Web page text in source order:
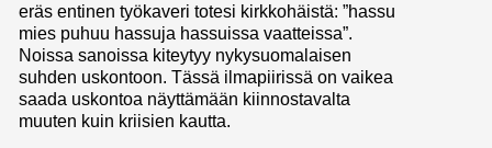
eräs entinen työkaveri totesi kirkkohäistä: ”hassu
mies puhuu hassuja hassuissa vaatteissa”.
Noissa sanoissa kiteytyy nykysuomalaisen
suhden uskontoon. Tässä ilmapiirissä on vaikea
saada uskontoa näyttämään kiinnostavalta
muuten kuin kriisien kautta.